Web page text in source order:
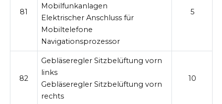
81
Mobilfunkanlagen
Elektrischer Anschluss für
Mobiltelefone
Navigationsprozessor
5
82
Gebläseregler Sitzbelüftung vorn
links
Gebläseregler Sitzbelüftung vorn
rechts
10